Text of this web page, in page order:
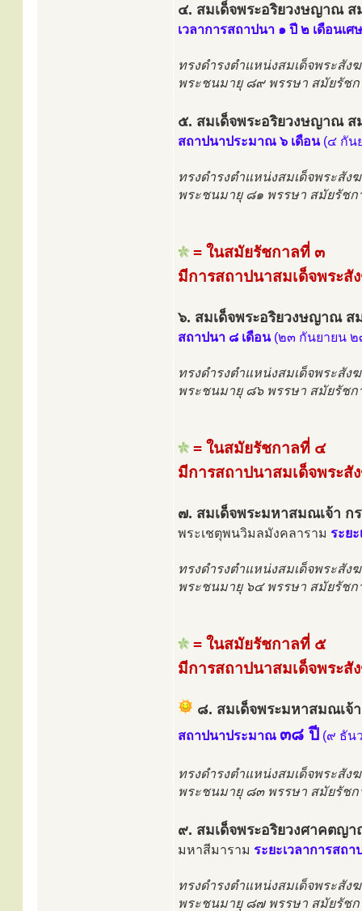
๔. สมเด็จพระอริยวงษญาณ
เวลาการสถาปนา ๑ ปี ๒ เดือนเศษ
ทรงดำรงตำแหน่งสมเด็จพระสั
พระชนมายุ ๘๙ พรรษา สมัยรัช
๕. สมเด็จพระอริยวงษญาณ ส
สถาปนาประมาณ ๖ เดือน(๔ กัน
ทรงดำรงตำแหน่งสมเด็จพระสั
พระชนมายุ ๘๑ พรรษา สมัยรัชก
= ในสมัยรัชกาลที่ ๓
มีการสถาปนาสมเด็จพระสั
๖. สมเด็จพระอริยวงษญาณ ส
สถาปนา ๘ เดือน(๒๓ กันยายน
ทรงดำรงตำแหน่งสมเด็จพระสั
พระชนมายุ ๘๖ พรรษา สมัยรัชก
= ในสมัยรัชกาลที่ ๔
มีการสถาปนาสมเด็จพระสั
๗. สมเด็จพระมหาสมณเจ้า ก
พระเชตุพนวิมลมังคลาราม ระย
ทรงดำรงตำแหน่งสมเด็จพระสั
พระชนมายุ ๖๔ พรรษา สมัยรัช
= ในสมัยรัชกาลที่ ๕
มีการสถาปนาสมเด็จพระสั
๘. สมเด็จพระมหาสมณเจ้
สถาปนาประมาณ ๓๘ ปี (๙ ธัน
ทรงดำรงตำแหน่งสมเด็จพระสั
พระชนมายุ ๘๓ พรรษา สมัยรัช
๙. สมเด็จพระอริยวงศาคตญ
มหาสีมาราม ระยะเวลาการสถ
ทรงดำรงตำแหน่งสมเด็จพระสั
พระชนมายุ ๘๗ พรรษา สมัยรัช